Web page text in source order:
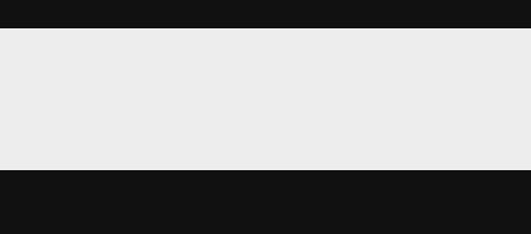
Простые
Снайпер 4